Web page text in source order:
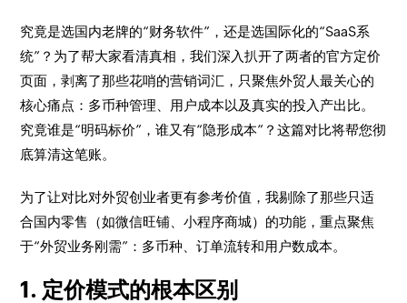
究竟是选国内老牌的“财务软件”，还是选国际化的“SaaS系
统”？为了帮大家看清真相，我们深入扒开了两者的官方定价
页面，剥离了那些花哨的营销词汇，只聚焦外贸人最关心的
核心痛点：多币种管理、用户成本以及真实的投入产出比。
究竟谁是“明码标价”，谁又有“隐形成本”？这篇对比将帮您彻
底算清这笔账。
为了让对比对外贸创业者更有参考价值，我剔除了那些只适
合国内零售（如微信旺铺、小程序商城）的功能，重点聚焦
于“外贸业务刚需”：多币种、订单流转和用户数成本。
1. 定价模式的根本区别